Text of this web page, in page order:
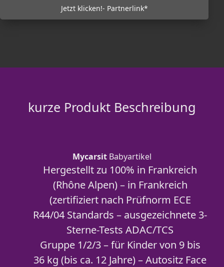
Jetzt klicken!- Partnerlink*
kurze Produkt Beschreibung
Mycarsit Babyartikel
Hergestellt zu 100% in Frankreich
(Rhône Alpen) – in Frankreich
(zertifiziert nach Prüfnorm ECE
R44/04 Standards – ausgezeichnete 3-
Sterne-Tests ADAC/TCS
Gruppe 1/2/3 – für Kinder von 9 bis
36 kg (bis ca. 12 Jahre) – Autositz Face